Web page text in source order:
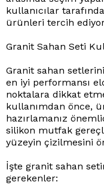
kullanıcılar
ürünleri tercih
Granit Sahan Seti
Granit sahan
en iyi performansı
noktalara dikkat
kullanımdan önce,
hazırlamanız
silikon mutfak
yüzeyin çizilmesini
İşte granit sahan
gerekenler: